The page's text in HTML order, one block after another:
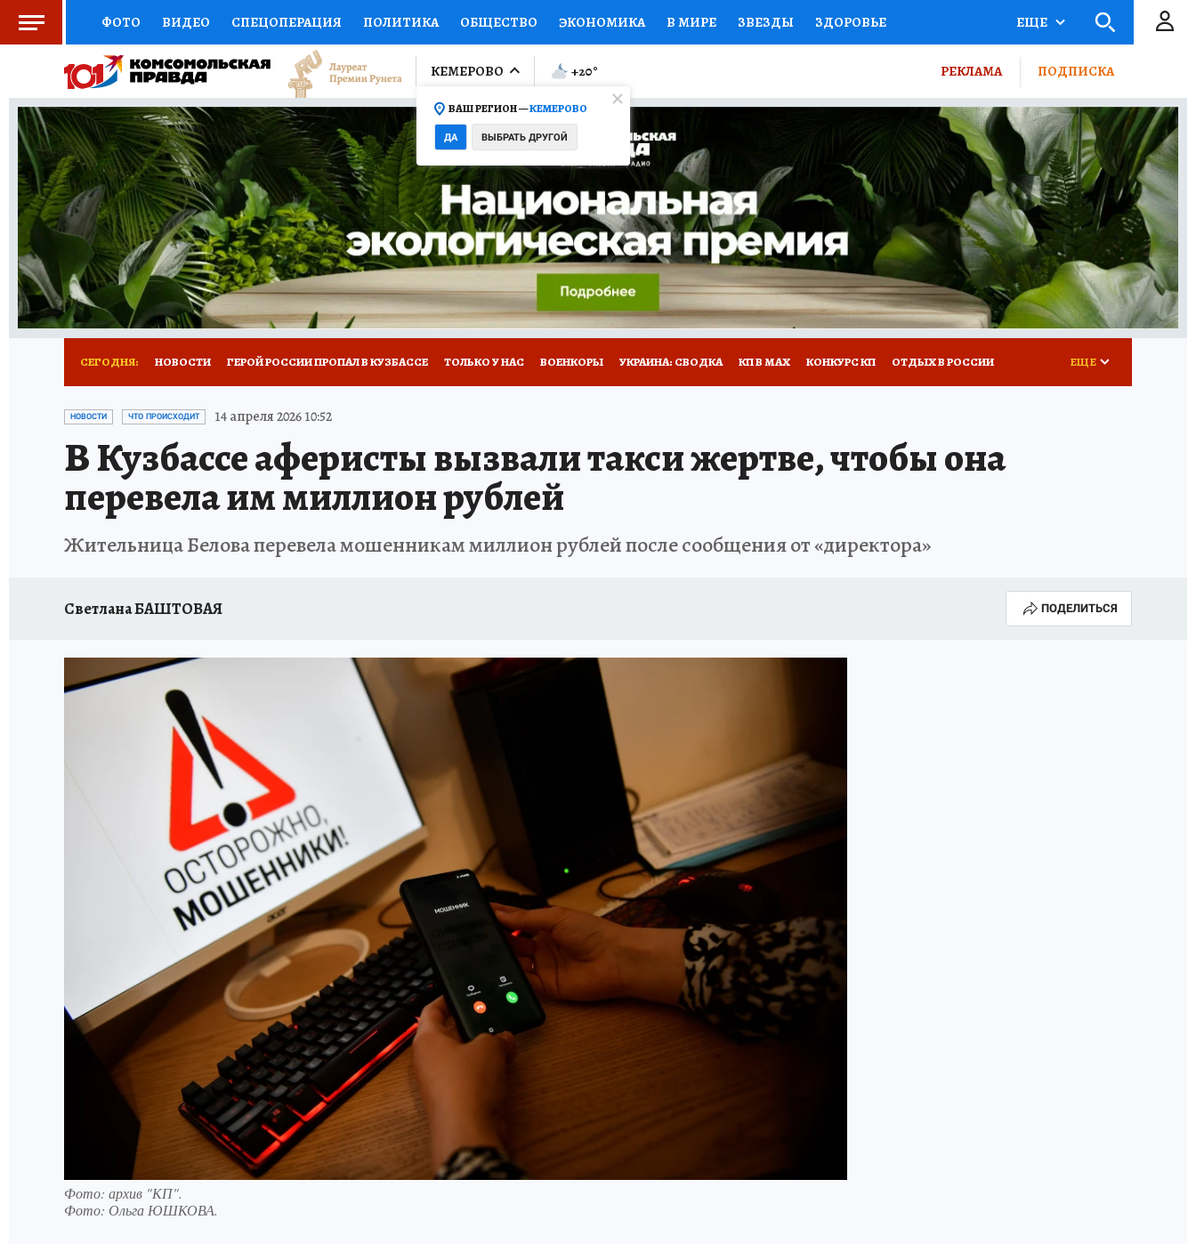
ФОТО ВИДЕО СПЕЦОПЕРАЦИЯ ПОЛИТИКА ОБЩЕСТВО ЭКОНОМИКА В МИРЕ ЗВЕЗДЫ ЗДОРОВЬЕ
СОЦПОДДЕРЖКА НАУКА СПОРТ КОЛУМНИСТЫ ПРОИСШЕСТВИЯ
ВЫБОР ЭКСПЕРТОВ ДОКТОР ФИНАНСЫ ОТКРЫВАЕМ МИР Я ЗНАЮ СЕМЬЯ ЖЕНСКИЕ СЕКРЕТЫ ПУТЕВОДИТЕЛЬ
КНИЖНАЯ ПОЛКА ПРОГНОЗЫ НА СПОРТ ПРОМОКОДЫ СЕРИАЛЫ СПЕЦПРОЕКТЫ ДЕФИЦИТ ЖЕЛЕЗА ТУРИЗМ
ПРЕСС-ЦЕНТР НЕДВИЖИМОСТЬ ТЕЛЕВИЗОР КОНКУРСЫ РАБОТА У НАС ГИД ПОТРЕБИТЕЛЯ ВСЕ О КП РАДИО КП
РЕКЛАМА ТЕСТЫ НОВОЕ НА САЙТЕ
ЕЩЕ
КЕМЕРОВО
ВАШ РЕГИОН —КЕМЕРОВО
ДА ВЫБРАТЬ ДРУГОЙ
+20° РЕКЛАМА ПОДПИСКА
СЕГОДНЯ: НОВОСТИ ГЕРОЙ РОССИИ ПРОПАЛ В КУЗБАССЕ ТОЛЬКО У НАС ВОЕНКОРЫ УКРАИНА: СВОДКА КП В МАХ КОНКУРС КП ОТДЫХ В РОССИИ
ЗАПОВЕДНАЯ РОССИЯ ПРОИСШЕСТВИЯ
ЕЩЕ
НОВОСТИ ЧТО ПРОИСХОДИТ 14 апреля 2026 10:52
В Кузбассе аферисты вызвали такси жертве, чтобы она
перевела им миллион рублей
Жительница Белова перевела мошенникам миллион рублей после сообщения от «директора»
Светлана БАШТОВАЯ ПОДЕЛИТЬСЯ
Фото: архив "КП".
Фото: Ольга ЮШКОВА.